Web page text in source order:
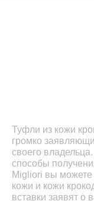
Туфли из кожи
громко
своего
способы
Migliori вы можете
кожи и кожи
вставки заявят о